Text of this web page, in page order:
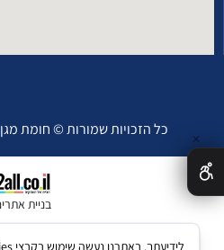
כל הזכויות שמורות © חומת
בניית
✕